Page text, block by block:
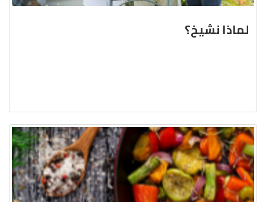
لماذا نشيخ؟